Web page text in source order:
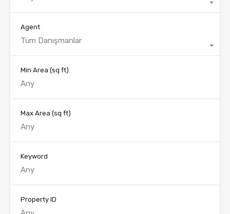
Agent
Tüm Danışmanlar
Min Area (sq ft)
Max Area (sq ft)
Keyword
Property ID